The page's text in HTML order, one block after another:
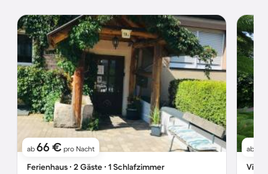
ab 66 € pro Nacht
Ferienhaus ∙ 2 Gäste ∙ 1 Schlafzimmer
ab
Villa